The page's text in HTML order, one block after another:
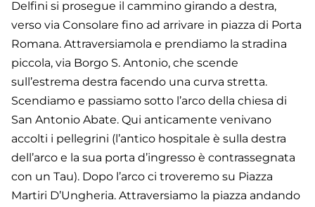
Delfini si prosegue il cammino girando a destra,
verso via Consolare fino ad arrivare in piazza di Porta
Romana. Attraversiamola e prendiamo la stradina
piccola, via Borgo S. Antonio, che scende
sull’estrema destra facendo una curva stretta.
Scendiamo e passiamo sotto l’arco della chiesa di
San Antonio Abate. Qui anticamente venivano
accolti i pellegrini (l’antico hospitale è sulla destra
dell’arco e la sua porta d’ingresso è contrassegnata
con un Tau). Dopo l’arco ci troveremo su Piazza
Martiri D’Ungheria. Attraversiamo la piazza andando